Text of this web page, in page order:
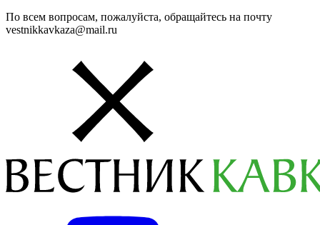
По всем вопросам, пожалуйста, обращайтесь на почту
vestnikkavkaza@mail.ru